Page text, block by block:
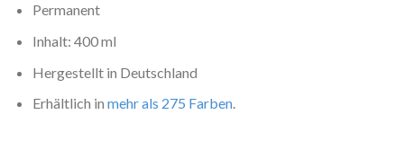
Permanent
Inhalt: 400 ml
Hergestellt in Deutschland
Erhältlich in mehr als 275 Farben.